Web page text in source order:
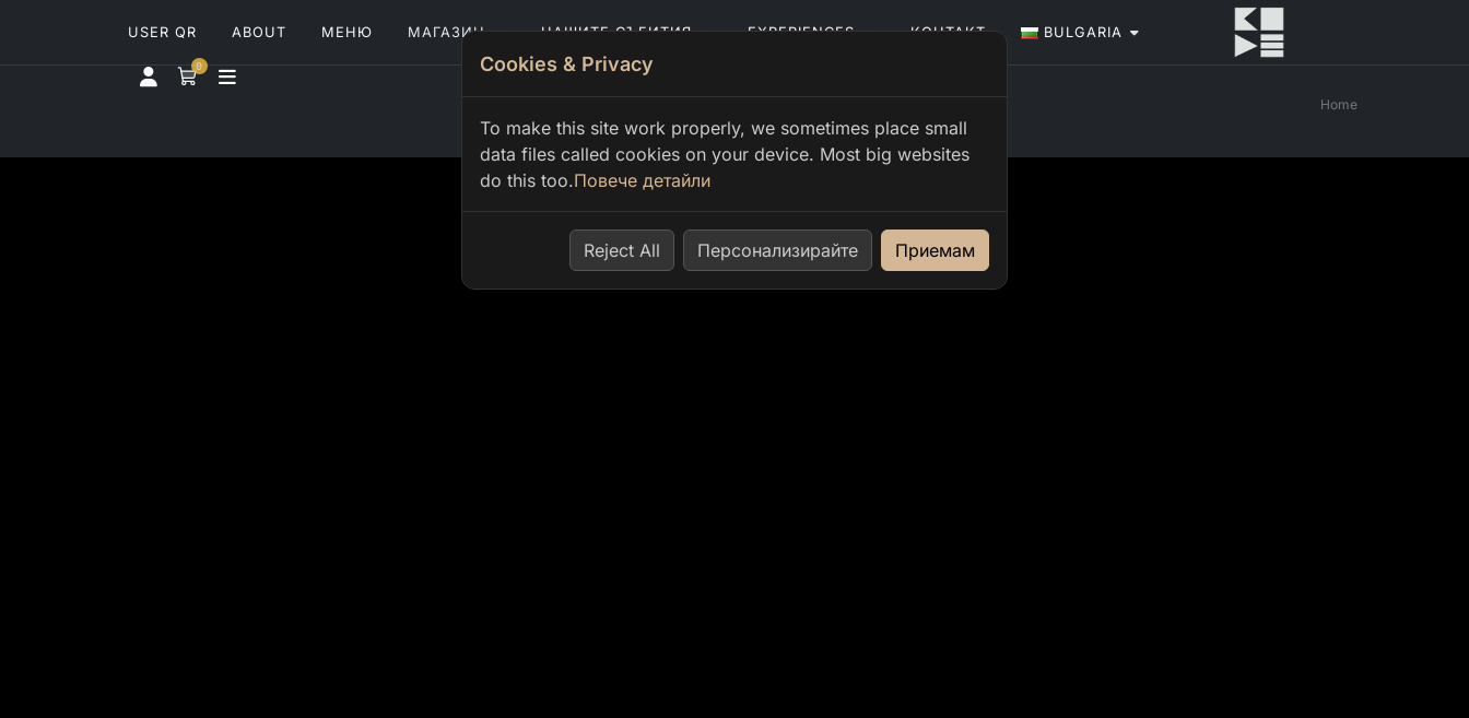
0
USER QR ABOUT МЕНЮ МАГАЗИН НАШИТЕ СЪБИТИЯ EXPERIENCES КОНТАКТ BULGARIA
Home
Cookies & Privacy
To make this site work properly, we sometimes place small
data files called cookies on your device. Most big websites
do this too.Повече детайли
Reject All Персонализирайте Приемам